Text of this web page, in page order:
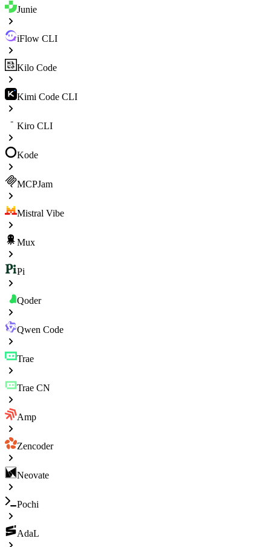
Junie
iFlow CLI
Kilo Code
Kimi Code CLI
Kiro CLI
Kode
MCPJam
Mistral Vibe
Mux
Pi
Qoder
Qwen Code
Trae
Trae CN
Amp
Zencoder
Neovate
Pochi
AdaL